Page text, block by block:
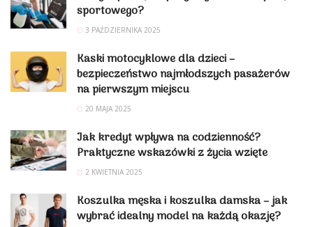
sportowego?
3 PAŹDZIERNIKA 2025
Kaski motocyklowe dla dzieci –
bezpieczeństwo najmłodszych pasażerów
na pierwszym miejscu
20 MAJA 2025
Jak kredyt wpływa na codzienność?
Praktyczne wskazówki z życia wzięte
2 KWIETNIA 2025
Koszulka męska i koszulka damska – jak
wybrać idealny model na każdą okazję?